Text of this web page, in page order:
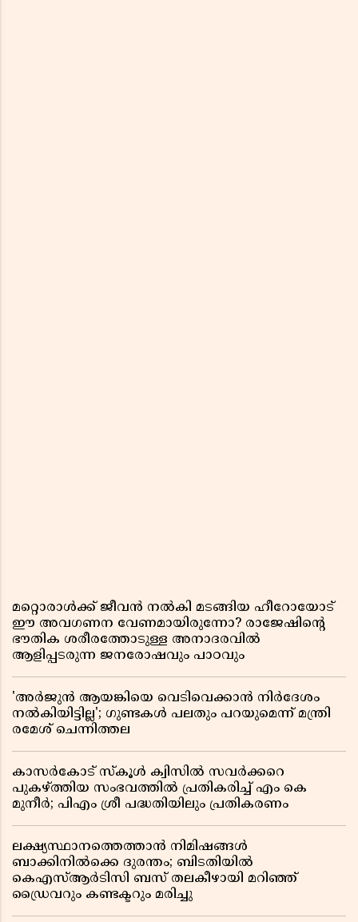
മറ്റൊരാൾക്ക് ജീവൻ നൽകി മടങ്ങിയ ഹീറോയോട്
ഈ അവഗണന വേണമായിരുന്നോ? രാജേഷിൻ്റെ
ഭൗതിക ശരീരത്തോടുള്ള അനാദരവിൽ
ആളിപ്പടരുന്ന ജനരോഷവും പാഠവും
'അർജുൻ ആയങ്കിയെ വെടിവെക്കാൻ നിർദേശം
നൽകിയിട്ടില്ല'; ഗുണ്ടകൾ പലതും പറയുമെന്ന് മന്ത്രി
രമേശ് ചെന്നിത്തല
കാസർകോട് സ്കൂൾ ക്വിസിൽ സവർക്കറെ
പുകഴ്ത്തിയ സംഭവത്തിൽ പ്രതികരിച്ച് എം കെ
മുനീർ; പിഎം ശ്രീ പദ്ധതിയിലും പ്രതികരണം
ലക്ഷ്യസ്ഥാനത്തെത്താൻ നിമിഷങ്ങൾ
ബാക്കിനിൽക്കെ ദുരന്തം; ബിടതിയിൽ
കെഎസ്ആർടിസി ബസ് തലകീഴായി മറിഞ്ഞ്
ഡ്രൈവറും കണ്ടക്ടറും മരിച്ചു